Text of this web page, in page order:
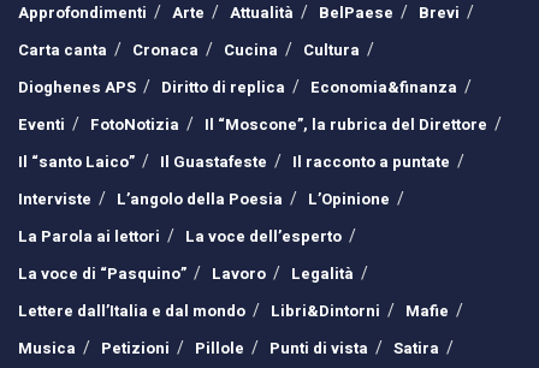
Approfondimenti
Arte Attualità BelPaese
Brevi
Carta canta
Cronaca Cucina
Cultura
Dioghenes APS
Diritto di replica
Economia&finanza
Eventi
FotoNotizia
Il “Moscone”, la rubrica del Direttore
Il “santo Laico”
Il Guastafeste
Il racconto a puntate
Interviste
L’angolo della Poesia
L’Opinione
La Parola ai lettori
La voce dell’esperto
La voce di “Pasquino”
Lavoro
Legalità
Lettere dall’Italia e dal mondo
Libri&Dintorni
Mafie
Musica
Petizioni Pillole Punti di vista
Satira